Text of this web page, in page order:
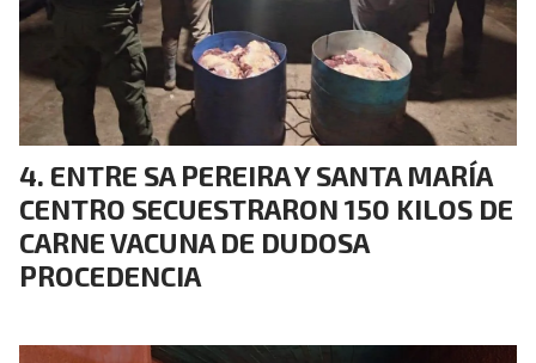
ENTRE SA PEREIRA Y SANTA MARÍA
CENTRO SECUESTRARON 150 KILOS DE
CARNE VACUNA DE DUDOSA
PROCEDENCIA